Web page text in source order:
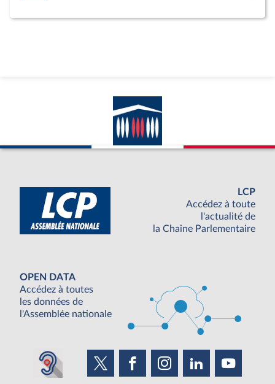
LCP
Accédez à toute
l'actualité de
la Chaine Parlementaire
OPEN DATA
Accédez à toutes
les données de
l'Assemblée nationale